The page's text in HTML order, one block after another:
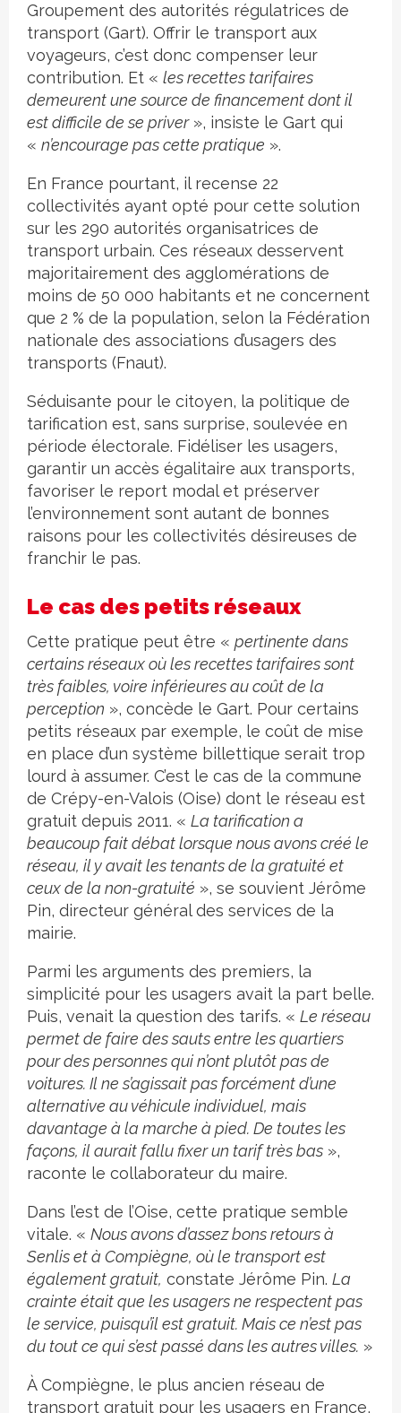
Groupement des autorités régulatrices de
transport (Gart). Offrir le transport aux
voyageurs, c’est donc compenser leur
contribution. Et « les recettes tarifaires
demeurent une source de financement dont il
est difficile de se priver», insiste le Gart qui
« n’encourage pas cette pratique ».
En France pourtant, il recense 22
collectivités ayant opté pour cette solution
sur les 290 autorités organisatrices de
transport urbain. Ces réseaux desservent
majoritairement des agglomérations de
moins de 50 000 habitants et ne concernent
que 2 % de la population, selon la Fédération
nationale des associations d’usagers des
transports (Fnaut).
Séduisante pour le citoyen, la politique de
tarification est, sans surprise, soulevée en
période électorale. Fidéliser les usagers,
garantir un accès égalitaire aux transports,
favoriser le report modal et préserver
l’environnement sont autant de bonnes
raisons pour les collectivités désireuses de
franchir le pas.
Le cas des petits réseaux
Cette pratique peut être « pertinente dans
certains réseaux où les recettes tarifaires sont
très faibles, voire inférieures au coût de la
perception », concède le Gart. Pour certains
petits réseaux par exemple, le coût de mise
en place d’un système billettique serait trop
lourd à assumer. C’est le cas de la commune
de Crépy-en-Valois (Oise) dont le réseau est
gratuit depuis 2011. « La tarification a
beaucoup fait débat lorsque nous avons créé le
réseau, il y avait les tenants de la gratuité et
ceux de la non-gratuité », se souvient Jérôme
Pin, directeur général des services de la
mairie.
Parmi les arguments des premiers, la
simplicité pour les usagers avait la part belle.
Puis, venait la question des tarifs. « Le réseau
permet de faire des sauts entre les quartiers
pour des personnes qui n’ont plutôt pas de
voitures. Il ne s’agissait pas forcément d’une
alternative au véhicule individuel, mais
davantage à la marche à pied. De toutes les
façons, il aurait fallu fixer un tarif très bas »,
raconte le collaborateur du maire.
Dans l’est de l’Oise, cette pratique semble
vitale. « Nous avons d’assez bons retours à
Senlis et à Compiègne, où le transport est
également gratuit, constate Jérôme Pin. La
crainte était que les usagers ne respectent pas
le service, puisqu’il est gratuit. Mais ce n’est pas
du tout ce qui s’est passé dans les autres villes. »
À Compiègne, le plus ancien réseau de
transport gratuit pour les usagers en France,